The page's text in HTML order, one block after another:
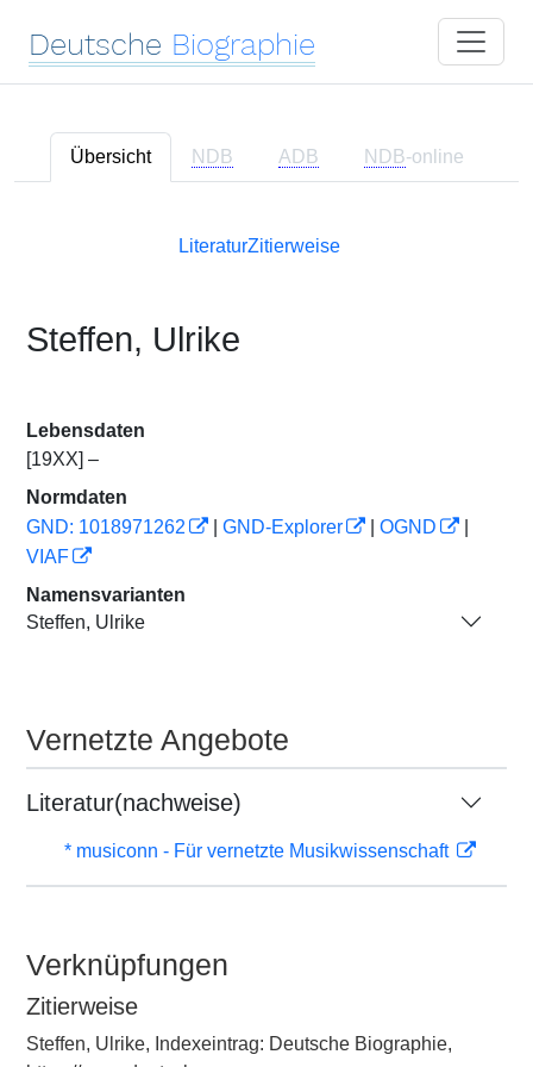
Deutsche Biographie
Übersicht NDB ADB NDB-online
LiteraturZitierweise
Steffen, Ulrike
Lebensdaten
[19XX] –
Normdaten
GND: 1018971262
GND-Explorer OGND
VIAF
Namensvarianten
Steffen, Ulrike
Vernetzte Angebote
Literatur(nachweise)
* musiconn - Für vernetzte Musikwissenschaft
Verknüpfungen
Zitierweise
Steffen, Ulrike, Indexeintrag: Deutsche Biographie,